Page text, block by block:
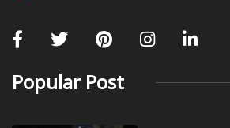
Popular Post